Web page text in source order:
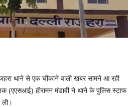
थाने से एक चौंकाने वाली खबर सामने आ रही
(एएसआई) हीरामन मंडावी ने थाने के पुलिस स्टाफ